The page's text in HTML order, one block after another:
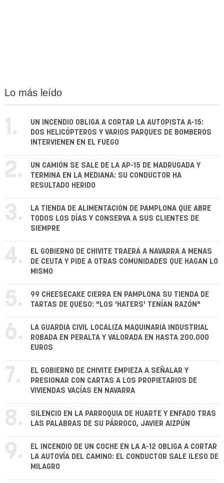
Lo más leído
1.
UN INCENDIO OBLIGA A CORTAR LA AUTOPISTA A-15:
DOS HELICÓPTEROS Y VARIOS PARQUES DE BOMBEROS
INTERVIENEN EN EL FUEGO
2.
UN CAMIÓN SE SALE DE LA AP-15 DE MADRUGADA Y
TERMINA EN LA MEDIANA: SU CONDUCTOR HA
RESULTADO HERIDO
3.
LA TIENDA DE ALIMENTACIÓN DE PAMPLONA QUE ABRE
TODOS LOS DÍAS Y CONSERVA A SUS CLIENTES DE
SIEMPRE
4.
EL GOBIERNO DE CHIVITE TRAERÁ A NAVARRA A MENAS
DE CEUTA Y PIDE A OTRAS COMUNIDADES QUE HAGAN LO
MISMO
5.
99 CHEESECAKE CIERRA EN PAMPLONA SU TIENDA DE
TARTAS DE QUESO: "LOS 'HATERS' TENÍAN RAZÓN"
6.
LA GUARDIA CIVIL LOCALIZA MAQUINARIA INDUSTRIAL
ROBADA EN PERALTA Y VALORADA EN HASTA 200.000
EUROS
7.
EL GOBIERNO DE CHIVITE EMPIEZA A SEÑALAR Y
PRESIONAR CON CARTAS A LOS PROPIETARIOS DE
VIVIENDAS VACÍAS EN NAVARRA
8.
SILENCIO EN LA PARROQUIA DE HUARTE Y ENFADO TRAS
LAS PALABRAS DE SU PÁRROCO, JAVIER AIZPÚN
9.
EL INCENDIO DE UN COCHE EN LA A-12 OBLIGA A CORTAR
LA AUTOVÍA DEL CAMINO: EL CONDUCTOR SALE ILESO DE
MILAGRO